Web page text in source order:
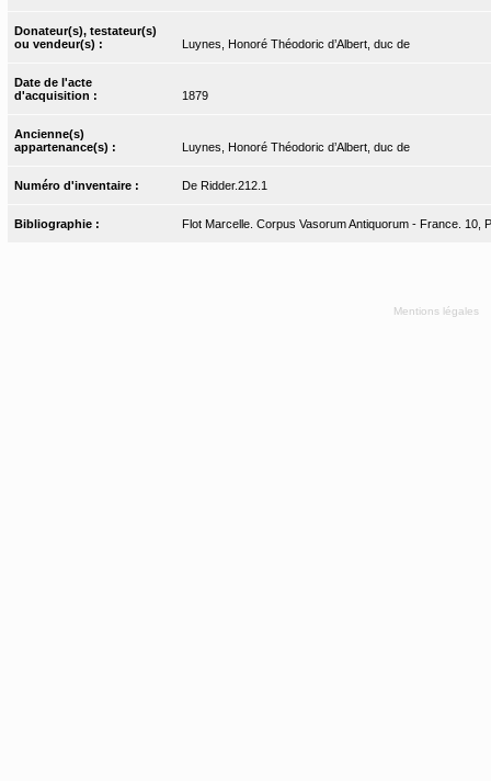
Donateur(s), testateur(s)
ou vendeur(s) :
Luynes, Honoré Théodoric d’Albert, duc de
Date de l'acte
d'acquisition :
1879
Ancienne(s)
appartenance(s) :
Luynes, Honoré Théodoric d’Albert, duc de
Numéro d'inventaire : De Ridder.212.1
Bibliographie : Flot Marcelle. Corpus Vasorum Antiquorum - France. 10,
Mentions légales